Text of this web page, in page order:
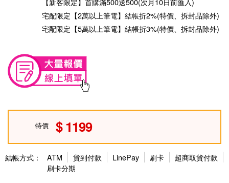
宅配限定【2萬以上筆電】結帳折2%(特價、拆封品除外)
宅配限定【5萬以上筆電】結帳折3%(特價、拆封品除外)
特價 1199
結帳方式： ATM 貨到付款 LinePay 刷卡
超商取貨付款
刷卡分期